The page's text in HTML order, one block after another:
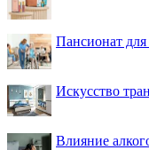
Пансионат
Искусство
Влияние